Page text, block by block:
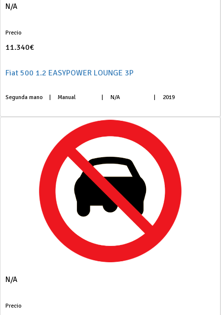
N/A
Precio
11.340€
Fiat 500 1.2 EASYPOWER LOUNGE 3P
Segunda mano Manual N/A 2019
N/A
Precio